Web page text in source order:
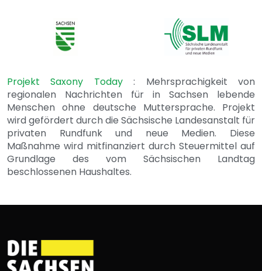
Projekt Saxony Today: Mehrsprachigkeit von
regionalen Nachrichten für in Sachsen lebende
Menschen ohne deutsche Muttersprache. Projekt
wird gefördert durch die Sächsische Landesanstalt für
privaten Rundfunk und neue Medien. Diese
Maßnahme wird mitfinanziert durch Steuermittel auf
Grundlage des vom Sächsischen Landtag
beschlossenen Haushaltes.